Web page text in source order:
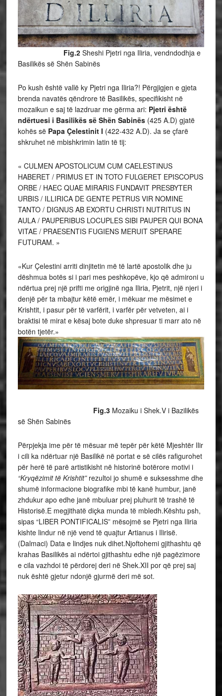
Fig.2Sheshi Pjetri nga Iliria, vendndodhja e
Basilikës së Shën Sabinës
Po kush është vallë ky Pjetri nga Iliria?! Përgjigjen e gjeta
brenda navatës qëndrore të Basilikës, specifikisht në
mozaikun e saj të lazdruar me gërma ari: Pjetri është
ndërtuesi i Basilikës së Shën Sabinës (425 A.D) gjatë
kohës së Papa Çelestinit I (422-432 A.D). Ja se çfarë
shkruhet në mbishkrimin latin të tij:
« CULMEN APOSTOLICUM CUM CAELESTINUS
HABERET / PRIMUS ET IN TOTO FULGERET EPISCOPUS
ORBE / HAEC QUAE MIRARIS FUNDAVIT PRESBYTER
URBIS / ILLIRICA DE GENTE PETRUS VIR NOMINE
TANTO / DIGNUS AB EXORTU CHRISTI NUTRITUS IN
AULA / PAUPERIBUS LOCUPLES SIBI PAUPER QUI BONA
VITAE / PRAESENTIS FUGIENS MERUIT SPERARE
FUTURAM. »
«Kur Çelestini arriti dinjitetin më të lartë apostolik dhe ju
dëshmua botës si i pari mes peshkopëve, kjo që admironi u
ndërtua prej një prifti me origjinë nga Iliria, Pjetrit, një njeri i
denjë për ta mbajtur këtë emër, i mëkuar me mësimet e
Krishtit, i pasur për të varfërit, i varfër për vetveten, ai i
braktisi të mirat e kësaj bote duke shpresuar ti marr ato në
botën tjetër.»
Fig.3Mozaiku i Shek.V i Bazilikës
së Shën Sabinës
Përpjekja ime për të mësuar më tepër për këtë Mjeshtër Ilir
i cili ka ndërtuar një Basilikë në portat e së cilës rafigurohet
për herë të parë artistikisht në historinë botërore motivi i
“Kryqëzimit të Krishtit”rezultoi jo shumë e suksesshme dhe
shumë informacione biografike mbi të kanë humbur, janë
zhdukur apo edhe janë mbuluar prej pluhurit të trashë të
Historisë.E megjithatë diçka munda të mbledh.Kështu psh,
sipas “LIBER PONTIFICALIS” mësojmë se Pjetri nga Iliria
kishte lindur në një vend të quajtur Artianus i Ilirisë.
(Dalmaci) Data e lindjes nuk dihet.Njoftohemi gjithashtu që
krahas Basilikës ai ndërtoi gjithashtu edhe një pagëzimore
e cila vazhdoi të përdorej deri në Shek.XII por që prej saj
nuk është gjetur ndonjë gjurmë deri më sot.